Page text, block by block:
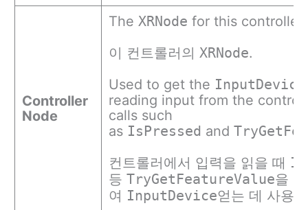
Controller
Node
The XRNode for this controller.
이 컨트롤러의 XRNode.
Used to get the InputDevice
reading input from the
calls such
as IsPressed and
컨트롤러에서 입력을 읽을 때
등TryGetFeatureValue을
여 InputDevice얻는 데 사용